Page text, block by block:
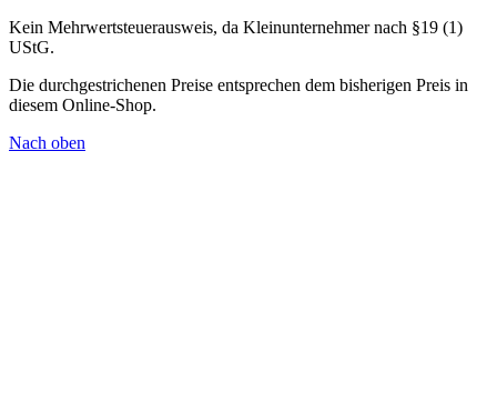
Kein Mehrwertsteuerausweis, da Kleinunternehmer nach §19 (1)
UStG.
Die durchgestrichenen Preise entsprechen dem bisherigen Preis in
diesem Online-Shop.
Nach oben